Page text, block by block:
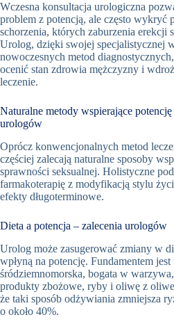
Wczesna konsultacja urologiczna
problem z potencją, ale często wykryć
schorzenia, których zaburzenia erekcji
Urolog, dzięki swojej specjalistycznej
nowoczesnych metod
ocenić stan zdrowia mężczyzny i
leczenie.
Naturalne metody wspierające potencję
urologów
Oprócz konwencjonalnych metod
częściej zalecają naturalne sposoby
sprawności seksualnej. Holistyczne
farmakoterapię z modyfikacją stylu
efekty długoterminowe.
Dieta a potencja – zalecenia urologów
Urolog może zasugerować zmiany w
wpłyną na potencję. Fundamentem jest
śródziemnomorska, bogata w
produkty zbożowe, ryby i oliwę z
że taki sposób odżywiania zmniejsza
o około 40%.